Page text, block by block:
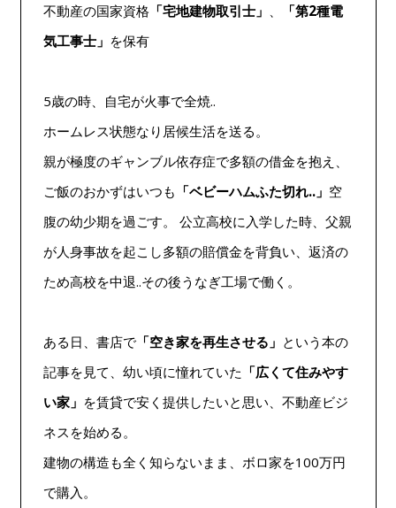
不動産の国家資格 「宅地建物取引士」
「第2種電
気工事士」 を保有
5歳の時、自宅が火事で全焼..
ホームレス状態なり居候生活を送る。
親が極度のギャンブル依存症で多額の借金を抱え、
ご飯のおかずはいつも 「ベビーハムふた切れ..」 空
腹の幼少期を過ごす。 公立高校に入学した時、父親
が人身事故を起こし多額の賠償金を背負い、返済の
ため高校を中退..その後うなぎ工場で働く。
ある日、書店で「空き家を再生させる」 という本の
記事を見て、幼い頃に憧れていた 「広くて住みやす
い家」 を賃貸で安く提供したいと思い、不動産ビジ
ネスを始める。
建物の構造も全く知らないまま、ボロ家を100万円
で購入。